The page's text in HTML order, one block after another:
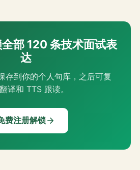
部 120 条技术面试表
达
存到你的个人句库，之后可复
译和 TTS 跟读。
费注册解锁